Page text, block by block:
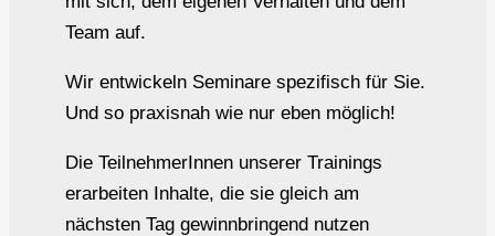
Team auf.
Wir entwickeln Seminare spezifisch für Sie.
Und so praxisnah wie nur eben möglich!
Die TeilnehmerInnen unserer Trainings
erarbeiten Inhalte, die sie gleich am
nächsten Tag gewinnbringend nutzen